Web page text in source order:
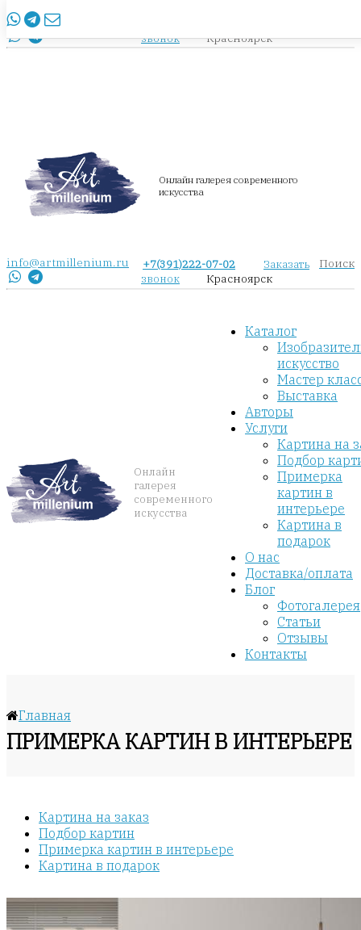
info@artmillenium.ru
звонок
Красноярск
Онлайн галерея современного
искусства
info@artmillenium.ru +7(391)222-07-02
Заказать
звонок
Красноярск
Поиск
Онлайн
галерея
современного
искусства
Каталог
искусство
Мастер
Выставка
Авторы
Услуги
Картина на
Подбор
Примерка
картин в
интерьере
Картина в
подарок
О нас
Доставка/оплата
Блог
Фотогалерея
Статьи
Отзывы
Контакты
Главная
ПРИМЕРКА КАРТИН В ИНТЕРЬЕРЕ
Картина на заказ
Подбор картин
Примерка картин в интерьере
Картина в подарок